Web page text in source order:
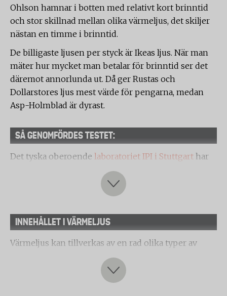
Ohlson hamnar i botten med relativt kort brinntid
och stor skillnad mellan olika värmeljus, det skiljer
nästan en timme i brinntid.
De billigaste ljusen per styck är Ikeas ljus. När man
mäter hur mycket man betalar för brinntid ser det
däremot annorlunda ut. Då ger Rustas och
Dollarstores ljus mest värde för pengarna, medan
Asp-Holmblad är dyrast.
SÅ GENOMFÖRDES TESTET:
Det tyska oberoende laboratoriet IPI i Stuttgart har
på uppdrag av Testfakta testat tolv värmeljus av
Samtliga marknader:
IKEA
INNEHÅLLET I VÄRMELJUS
Värmeljus kan tillverkas av en rad olika typer av
är gjort av animaliskt eller vegetabiliskt